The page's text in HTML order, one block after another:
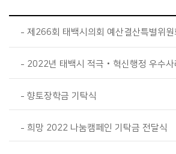
제266회 태백시의회 예산결산특별위원
2022년 태백시 적극‧혁신행정 우수사
향토장학금 기탁식
희망 2022 나눔캠페인 기탁금 전달식